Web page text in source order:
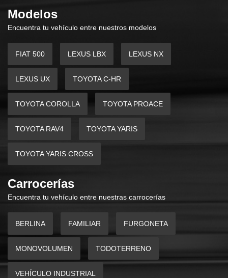
Modelos
Encuentra tu vehículo entre nuestros modelos
FIAT 500 LEXUS LBX LEXUS NX
LEXUS UX TOYOTA C-HR
TOYOTA COROLLA TOYOTA PROACE
TOYOTA RAV4 TOYOTA YARIS
TOYOTA YARIS CROSS
Carrocerías
Encuentra tu vehículo entre nuestras carrocerías
BERLINA FAMILIAR FURGONETA
MONOVOLUMEN TODOTERRENO
VEHÍCULO INDUSTRIAL